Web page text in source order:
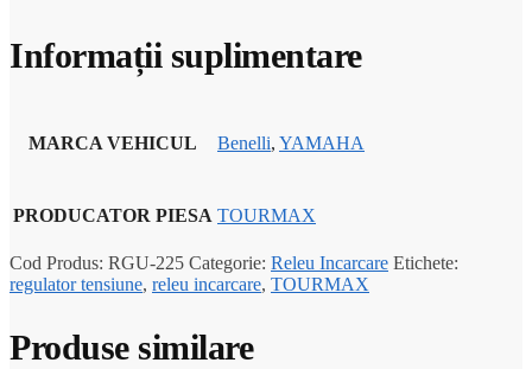
Informații suplimentare
MARCA VEHICUL Benelli, YAMAHA
PRODUCATOR PIESA TOURMAX
Cod Produs: RGU-225 Categorie: Releu Incarcare Etichete:
regulator tensiune, releu incarcare, TOURMAX
Produse similare